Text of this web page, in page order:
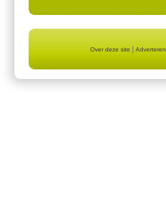
Over deze site Adverteren